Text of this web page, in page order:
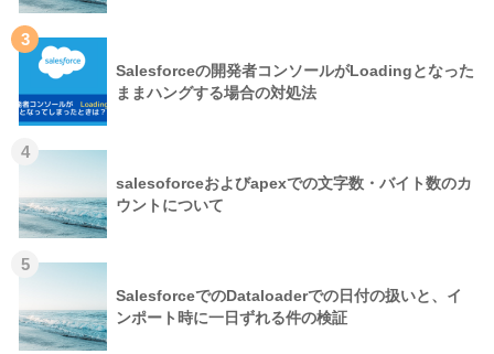
3
Salesforceの開発者コンソールがLoadingとなった
ままハングする場合の対処法
4
salesoforceおよびapexでの文字数・バイト数のカ
ウントについて
5
SalesforceでのDataloaderでの日付の扱いと、イ
ンポート時に一日ずれる件の検証